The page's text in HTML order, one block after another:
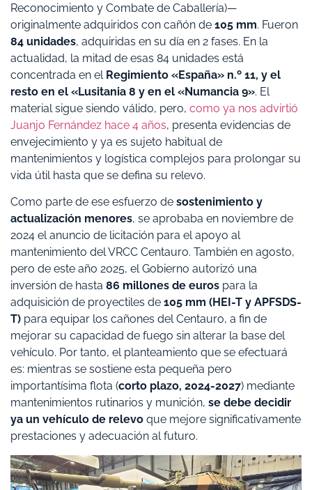
Reconocimiento y Combate de Caballería)—
originalmente adquiridos con cañón de 105 mm. Fueron
84 unidades, adquiridas en su día en 2 fases. En la
actualidad, la mitad de esas 84 unidades está
concentrada en el Regimiento «España» n.º 11, y el
resto en el «Lusitania 8 y en el «Numancia 9». El
material sigue siendo válido, pero, como ya nos advirtió
Juanjo Fernández hace 4 años, presenta evidencias de
envejecimiento y ya es sujeto habitual de
mantenimientos y logística complejos para prolongar su
vida útil hasta que se defina su relevo.
Como parte de ese esfuerzo de sostenimiento y
actualización menores, se aprobaba en noviembre de
2024 el anuncio de licitación para el apoyo al
mantenimiento del VRCC Centauro. También en agosto,
pero de este año 2025, el Gobierno autorizó una
inversión de hasta 86 millones de euros para la
adquisición de proyectiles de 105 mm (HEI-T y APFSDS-
T) para equipar los cañones del Centauro, a fin de
mejorar su capacidad de fuego sin alterar la base del
vehículo. Por tanto, el planteamiento que se efectuará
es: mientras se sostiene esta pequeña pero
importantísima flota (corto plazo, 2024-2027) mediante
mantenimientos rutinarios y munición, se debe decidir
ya un vehículo de relevo que mejore significativamente
prestaciones y adecuación al futuro.